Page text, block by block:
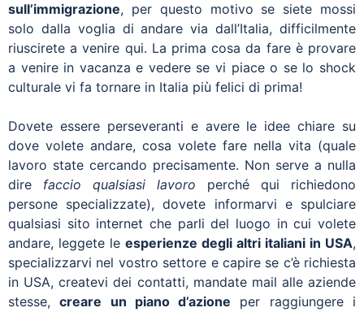
sull’immigrazione, per questo motivo se siete mossi
solo dalla voglia di andare via dall’Italia, difficilmente
riuscirete a venire qui. La prima cosa da fare è provare
a venire in vacanza e vedere se vi piace o se lo shock
culturale vi fa tornare in Italia più felici di prima!
Dovete essere perseveranti e avere le idee chiare su
dove volete andare, cosa volete fare nella vita (quale
lavoro state cercando precisamente. Non serve a nulla
dire faccio qualsiasi lavoro perché qui richiedono
persone specializzate), dovete informarvi e spulciare
qualsiasi sito internet che parli del luogo in cui volete
andare, leggete le esperienze degli altri italiani in USA,
specializzarvi nel vostro settore e capire se c’è richiesta
in USA, createvi dei contatti, mandate mail alle aziende
stesse,creare un piano d’azione per raggiungere i